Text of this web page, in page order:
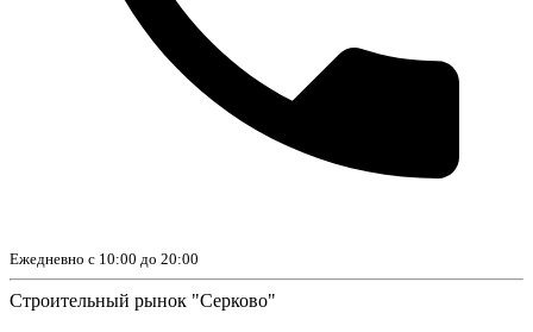
Ежедневно с 10:00 до 20:00
Строительный рынок "Серково"